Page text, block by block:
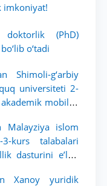
imkoniyat!
doktorlik (PhD)
o‘tadi
Shimoli-g‘arbiy
universiteti 2-
mobillik
Malayziya islom
kurs talabalari
dasturini e’lon
Xanoy yuridik